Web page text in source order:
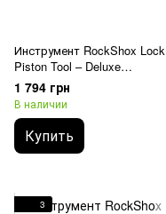
Инструмент RockShox Lock
Piston Tool – Deluxe
RCT/Deluxe NUDE для
демонтажа блокировки в
амортизаторах
(00.4318.034.000)
1 794 грн
В наличии
Купить
3